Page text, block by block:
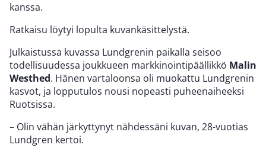
kanssa.
Ratkaisu löytyi lopulta kuvankäsittelystä.
Julkaistussa kuvassa Lundgrenin paikalla seisoo
todellisuudessa joukkueen markkinointipäällikkö Malin
Westhed. Hänen vartaloonsa oli muokattu Lundgrenin
kasvot, ja lopputulos nousi nopeasti puheenaiheeksi
Ruotsissa.
– Olin vähän järkyttynyt nähdessäni kuvan, 28-vuotias
Lundgren kertoi.